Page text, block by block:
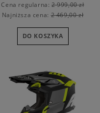
Cena regularna: 2 999,00 zł
Najniższa cena:2 469,00 zł
DO KOSZYKA